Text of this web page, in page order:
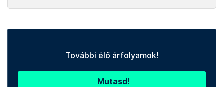
További élő árfolyamok!
Mutasd!